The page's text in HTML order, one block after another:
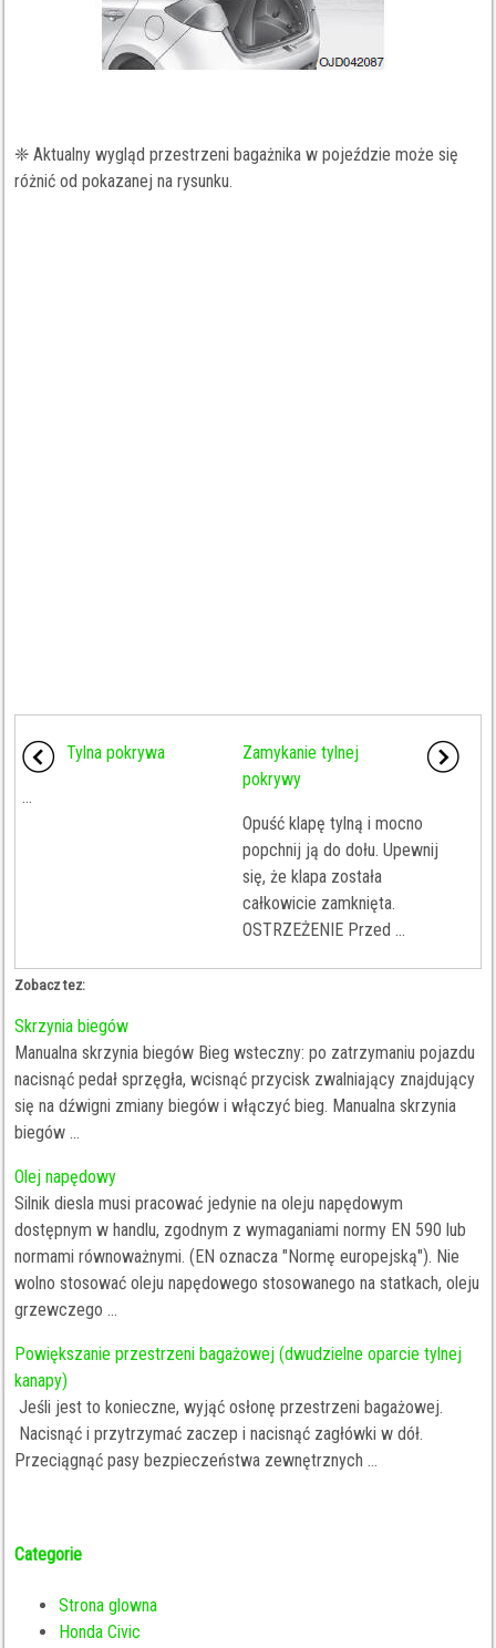
❈ Aktualny wygląd przestrzeni bagażnika w pojeździe może się
różnić od pokazanej na rysunku.
Tylna pokrywa
...
Zamykanie tylnej
pokrywy
Opuść klapę tylną i mocno
popchnij ją do dołu. Upewnij
się, że klapa została
całkowicie zamknięta.
OSTRZEŻENIE Przed ...
Zobacz tez:
Skrzynia biegów
Manualna skrzynia biegów Bieg wsteczny: po zatrzymaniu pojazdu
nacisnąć pedał sprzęgła, wcisnąć przycisk zwalniający znajdujący
się na dźwigni zmiany biegów i włączyć bieg. Manualna skrzynia
biegów ...
Olej napędowy
Silnik diesla musi pracować jedynie na oleju napędowym
dostępnym w handlu, zgodnym z wymaganiami normy EN 590 lub
normami równoważnymi. (EN oznacza "Normę europejską"). Nie
wolno stosować oleju napędowego stosowanego na statkach, oleju
grzewczego ...
Powiększanie przestrzeni bagażowej (dwudzielne oparcie tylnej
kanapy)
Jeśli jest to konieczne, wyjąć osłonę przestrzeni bagażowej.
Nacisnąć i przytrzymać zaczep i nacisnąć zagłówki w dół.
Przeciągnąć pasy bezpieczeństwa zewnętrznych ...
Categorie
Strona glowna
Honda Civic